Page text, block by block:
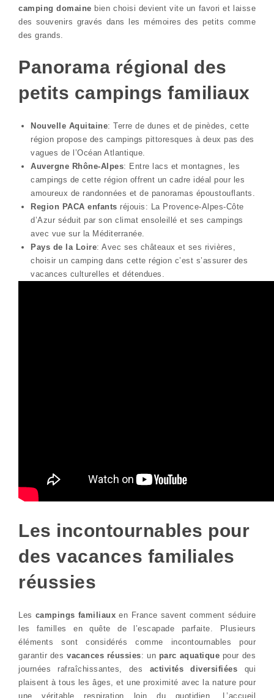
camping domaine bien choisi devient vite un favori et laisse
des souvenirs gravés dans les mémoires des petits comme
des grands.
Panorama régional des
petits campings familiaux
Nouvelle Aquitaine: Terre de dunes et de pinèdes, cette
région propose des campings pittoresques à deux pas des
vagues de l’Océan Atlantique.
Auvergne Rhône-Alpes: Entre lacs et montagnes, les
campings de cette région offrent un cadre idéal pour les
amoureux de randonnées et de panoramas époustouflants.
Region PACA enfants réjouis: La Provence-Alpes-Côte
d’Azur séduit par son climat ensoleillé et ses campings
avec vue sur la Méditerranée.
Pays de la Loire: Avec ses châteaux et ses rivières,
choisir un camping dans cette région c’est s’assurer des
vacances culturelles et détendues.
Les incontournables pour
des vacances familiales
réussies
Les campings familiaux en France savent comment séduire
les familles en quête de l’escapade parfaite. Plusieurs
éléments sont considérés comme incontournables pour
garantir des vacances réussies: un parc aquatique pour des
journées rafraîchissantes, des activités diversifiées qui
plaisent à tous les âges, et une proximité avec la nature pour
une véritable respiration loin du quotidien. L’accueil